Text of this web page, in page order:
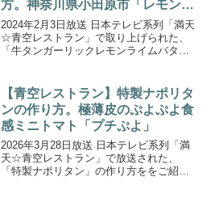
方。神奈川県小田原市「レモンラ
イム」。
2024年2月3日放送 日本テレビ系列「満天
☆青空レストラン」で取り上げられた、
「牛タンガーリックレモンライムバタ
ム」です。レモンより糖度が高く、マイ
ルドな刺激！日本で...
【青空レストラン】特製ナポリタ
ンの作り方。極薄皮のぷよぷよ食
感ミニトマト「プチぷよ」
2026年3月28日放送 日本テレビ系列「満
天☆青空レストラン」で放送された、
「特製ナポリタン」の作り方ををご紹介